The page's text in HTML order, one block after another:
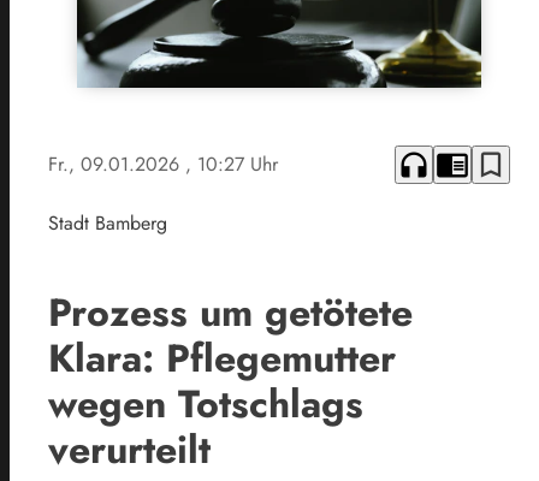
Fr., 09.01.2026 , 10:27 Uhr headphones chrome_reader_mode bookmark_border
Stadt Bamberg
Prozess um getötete
Klara: Pflegemutter
wegen Totschlags
verurteilt